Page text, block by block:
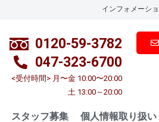
インフォメーシ
0120-59-3782
047-323-6700
<受付時間> 月〜金 10:00〜20:00
土 13:00～20:00
スタッフ募集 個人情報取り扱い